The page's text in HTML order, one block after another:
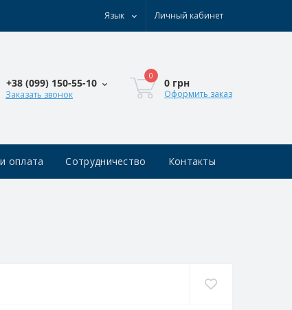
Язык Личный кабинет
+38 (0‎99) 150-55-10
Заказать звонок
0
0 грн
Оформить заказ
оплата Сотрудничество Контакты